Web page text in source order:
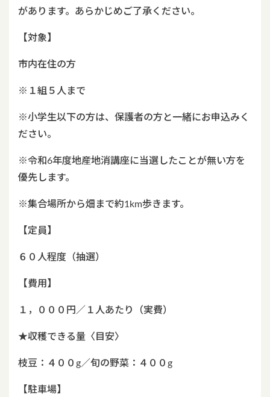
があります。あらかじめご了承ください。
【対象】
市内在住の方
※１組５人まで
※小学生以下の方は、保護者の方と一緒にお申込みく
ださい。
※令和6年度地産地消講座に当選したことが無い方を
優先します。
※集合場所から畑まで約1km歩きます。
【定員】
６０人程度（抽選）
【費用】
１，０００円／１人あたり（実費）
★収穫できる量〈目安〉
枝豆：４００g／旬の野菜：４００g
【駐車場】